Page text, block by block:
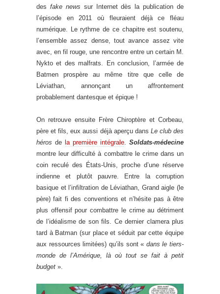
des fake news sur Internet dès la publication de
l’épisode en 2011 où fleuraient déjà ce fléau
numérique. Le rythme de ce chapitre est soutenu,
l’ensemble assez dense, tout avance assez vite
avec, en fil rouge, une rencontre entre un certain M.
Nykto et des malfrats. En conclusion, l’armée de
Batmen prospère au même titre que celle de
Léviathan, annonçant un affrontement
probablement dantesque et épique !
On retrouve ensuite Frère Chiroptère et Corbeau,
père et fils, eux aussi déjà aperçu dans Le club des
héros de la première intégrale. Soldats-médecine
montre leur difficulté à combattre le crime dans un
coin reculé des États-Unis, proche d’une réserve
indienne et plutôt pauvre. Entre la corruption
basique et l’infiltration de Léviathan, Grand aigle (le
père) fait fi des conventions et n’hésite pas à être
plus offensif pour combattre le crime au détriment
de l’idéalisme de son fils. Ce dernier clamera plus
tard à Batman (sur place et séduit par cette équipe
aux ressources limitées) qu’ils sont « dans le tiers-
monde de l’Amérique, là où tout se fait à petit
budget ».